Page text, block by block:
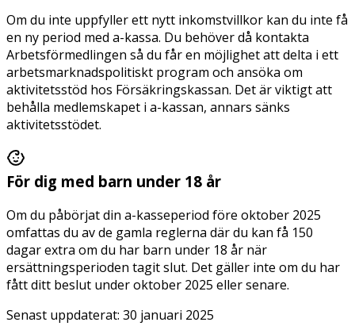
Om du inte uppfyller ett nytt inkomstvillkor kan du inte få
en ny period med a-kassa. Du behöver då kontakta
Arbetsförmedlingen så du får en möjlighet att delta i ett
arbetsmarknadspolitiskt program och ansöka om
aktivitetsstöd hos Försäkringskassan. Det är viktigt att
behålla medlemskapet i a-kassan, annars sänks
aktivitetsstödet.
För dig med barn under 18 år
Om du påbörjat din a-kasseperiod före oktober 2025
omfattas du av de gamla reglerna där du kan få 150
dagar extra om du har barn under 18 år när
ersättningsperioden tagit slut. Det gäller inte om du har
fått ditt beslut under oktober 2025 eller senare.
Senast uppdaterat: 30 januari 2025